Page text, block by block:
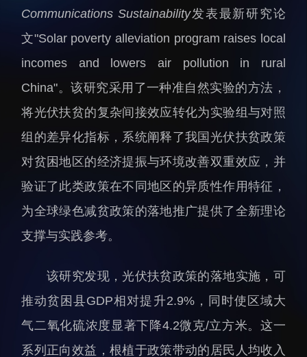
党群工作处
监督审计处
支撑平台处
产业发展中心
科研进展
科研诚信与伦理委员会
实验动物管理
实验室建设与管理
生物安全管理
要闻播报
科研进展
学术活动
媒体报道
档案频道
刊物与文化
Communications Sustainability发表最新研究论
文"Solar poverty alleviation program raises local
incomes and lowers air pollution in rural
China"。该研究采用了一种准自然实验的方法，
将光伏扶贫的复杂间接效应转化为实验组与对照
组的差异化指标，系统阐释了我国光伏扶贫政策
对贫困地区的经济提振与环境改善双重效应，并
验证了此类政策在不同地区的异质性作用特征，
为全球绿色减贫政策的落地推广提供了全新理论
支撑与实践参考。
该研究发现，光伏扶贫政策的落地实施，可
推动贫困县GDP相对提升2.9%，同时使区域大
气二氧化硫浓度显著下降4.2微克/立方米。这一
系列正向效益，根植于政策带动的居民人均收入